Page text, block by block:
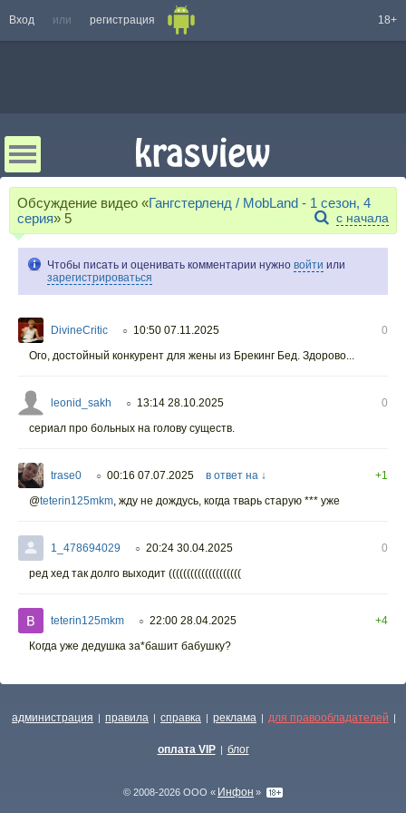
Вход или регистрация 18+
Обсуждение видео «Гангстерленд / MobLand - 1 сезон, 4
серия» 5 с начала
Чтобы писать и оценивать комментарии нужно войти или
зарегистрироваться
DivineCritic ○ 10:50 07.11.2025
0
Ого, достойный конкурент для жены из Брекинг Бед. Здорово...
leonid_sakh ○ 13:14 28.10.2025
0
сериал про больных на голову существ.
trase0 ○ 00:16 07.07.2025 в ответ на ↓
+1
@teterin125mkm, жду не дождусь, когда тварь старую *** уже
1_478694029 ○ 20:24 30.04.2025
0
ред хед так долго выходит ((((((((((((((((((((
teterin125mkm ○ 22:00 28.04.2025
+4
Когда уже дедушка за*башит бабушку?
администрация | правила | справка | реклама | для правообладателей |
оплата VIP | блог
© 2008-2026 ООО « Инфон »